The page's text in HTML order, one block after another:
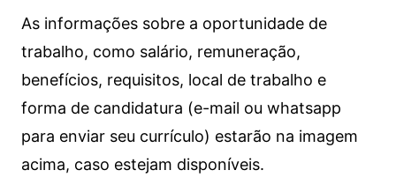
As informações sobre a oportunidade de
trabalho, como salário, remuneração,
benefícios, requisitos, local de trabalho e
forma de candidatura (e-mail ou whatsapp
para enviar seu currículo) estarão na imagem
acima, caso estejam disponíveis.